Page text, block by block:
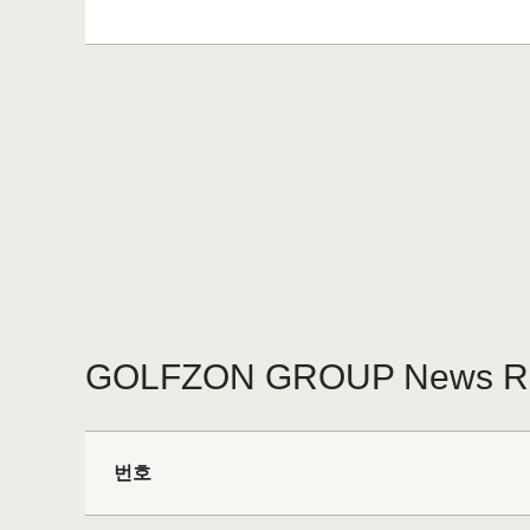
GOLFZON GROUP News
번호